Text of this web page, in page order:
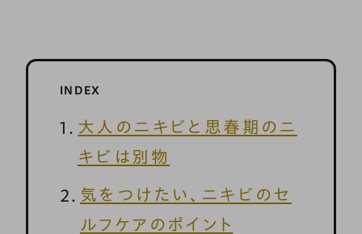
INDEX
大人のニキビと思春期のニ
キビは別物
気をつけたい、ニキビのセ
ルフケアのポイント